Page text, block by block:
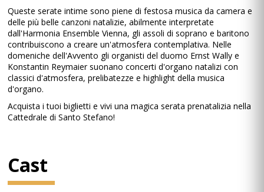
Queste serate intime sono piene di festosa musica da camera e
delle più belle canzoni natalizie, abilmente interpretate
dall'Harmonia Ensemble Vienna, gli assoli di soprano e baritono
contribuiscono a creare un'atmosfera contemplativa. Nelle
domeniche dell'Avvento gli organisti del duomo Ernst Wally e
Konstantin Reymaier suonano concerti d'organo natalizi con
classici d'atmosfera, prelibatezze e highlight della musica
d'organo.
Acquista i tuoi biglietti e vivi una magica serata prenatalizia nella
Cattedrale di Santo Stefano!
Cast